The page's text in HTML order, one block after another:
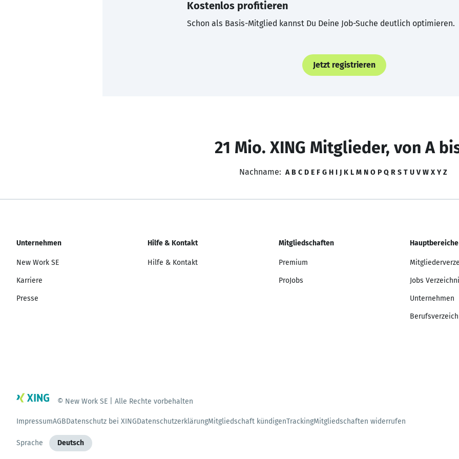
Kostenlos profitieren
Schon als Basis-Mitglied kannst Du Deine Job-Suche deutlich optimieren.
Jetzt registrieren
21 Mio. XING Mitglieder, von A
Nachname: A B C D E F G H I J K L M N O P Q R S T U V W X Y Z
Unternehmen
New Work SE
Karriere
Presse
Hilfe & Kontakt
Hilfe & Kontakt
Mitgliedschaften
Premium
ProJobs
Hauptbereiche
Jobs
Unternehmen
© New Work SE | Alle Rechte vorbehalten
ImpressumAGBDatenschutz bei XINGDatenschutzerklärungMitgliedschaft kündigenTrackingMitgliedschaften widerrufen
Sprache Deutsch